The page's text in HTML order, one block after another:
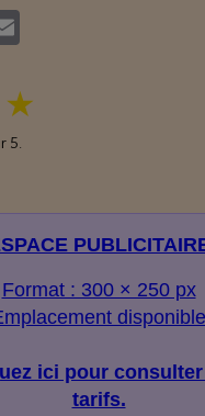
★
5.
Format : 300 × 250 px
disponible
ici pour
tarifs.